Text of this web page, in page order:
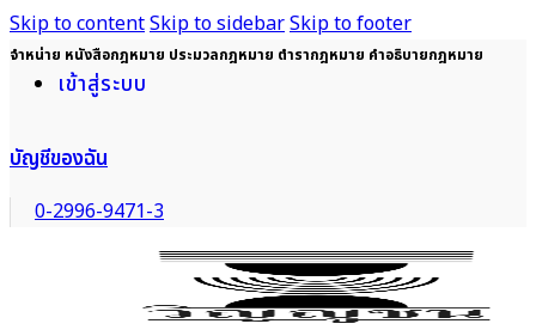
Skip to contentSkip to sidebarSkip to footer
จำหน่าย หนังสือกฎหมาย ประมวลกฎหมาย ตำรากฎหมาย คำอธิบายกฎหมาย
เข้าสู่ระบบ
บัญชีของฉัน
0-2996-9471-3